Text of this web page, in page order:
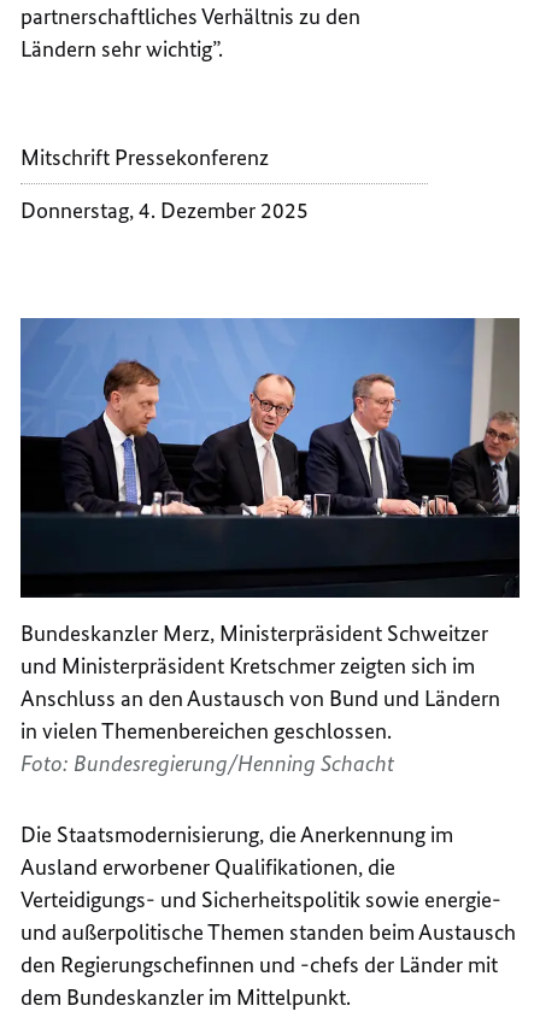
partnerschaftliches Verhältnis zu den
Ländern sehr wichtig”.
Mitschrift Pressekonferenz
Donnerstag, 4. Dezember 2025
Bundeskanzler Merz, Ministerpräsident Schweitzer
und Ministerpräsident Kretschmer zeigten sich im
Anschluss an den Austausch von Bund und Ländern
in vielen Themenbereichen geschlossen.
Foto: Bundesregierung/Henning Schacht
Die Staatsmodernisierung, die Anerkennung im
Ausland erworbener Qualifikationen, die
Verteidigungs- und Sicherheitspolitik sowie energie-
und außerpolitische Themen standen beim Austausch
den Regierungschefinnen und -chefs der Länder mit
dem Bundeskanzler im Mittelpunkt.